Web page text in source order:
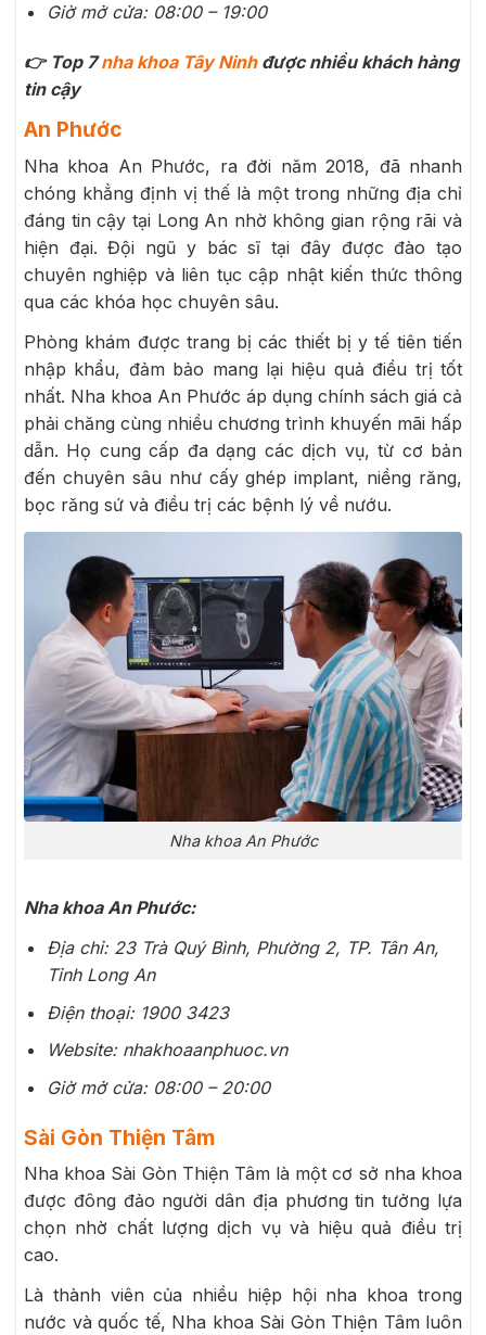
Giờ mở cửa: 08:00 – 19:00
👉 Top 7nha khoa Tây Ninhđược nhiều khách hàng
tin cậy
An Phước
Nha khoa An Phước, ra đời năm 2018, đã nhanh
chóng khẳng định vị thế là một trong những địa chỉ
đáng tin cậy tại Long An nhờ không gian rộng rãi và
hiện đại. Đội ngũ y bác sĩ tại đây được đào tạo
chuyên nghiệp và liên tục cập nhật kiến thức thông
qua các khóa học chuyên sâu.
Phòng khám được trang bị các thiết bị y tế tiên tiến
nhập khẩu, đảm bảo mang lại hiệu quả điều trị tốt
nhất. Nha khoa An Phước áp dụng chính sách giá cả
phải chăng cùng nhiều chương trình khuyến mãi hấp
dẫn. Họ cung cấp đa dạng các dịch vụ, từ cơ bản
đến chuyên sâu như cấy ghép implant, niềng răng,
bọc răng sứ và điều trị các bệnh lý về nướu.
Nha khoa An Phước
Nha khoa An Phước:
Địa chỉ: 23 Trà Quý Bình, Phường 2, TP. Tân An,
Tỉnh Long An
Điện thoại: 1900 3423
Website: nhakhoaanphuoc.vn
Giờ mở cửa: 08:00 – 20:00
Sài Gòn Thiện Tâm
Nha khoa Sài Gòn Thiện Tâm là một cơ sở nha khoa
được đông đảo người dân địa phương tin tưởng lựa
chọn nhờ chất lượng dịch vụ và hiệu quả điều trị
cao.
Là thành viên của nhiều hiệp hội nha khoa trong
nước và quốc tế, Nha khoa Sài Gòn Thiện Tâm luôn